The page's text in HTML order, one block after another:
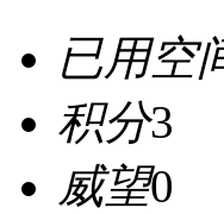
已用空
积分3
威望0